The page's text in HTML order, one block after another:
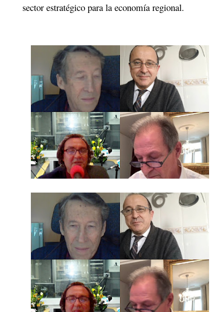
sector estratégico para la economía regional.